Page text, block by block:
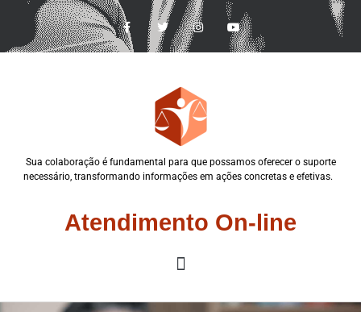
Sua colaboração é fundamental para que possamos oferecer o suporte
necessário, transformando informações em ações concretas e efetivas.
Atendimento On-line